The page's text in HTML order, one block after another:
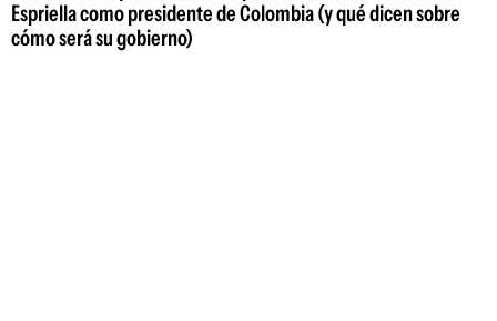
Espriella como presidente de Colombia (y qué dicen sobre
cómo será su gobierno)